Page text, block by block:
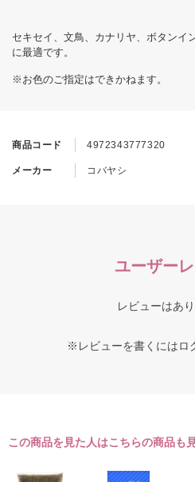
商品コード 4972343777320
メーカー コバヤシ
セキセイ、文鳥、カナリヤ、ボタンイ
に最適です。
※お色のご指定はできかねます。
ユーザー
レビューはあり
※レビューを書くにはロ
この商品を見た人はこちらの商品も